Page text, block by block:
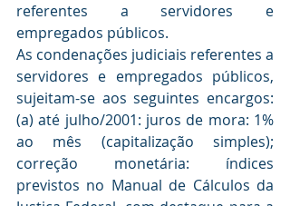
referentes a servidores e
empregados públicos.
As condenações judiciais referentes a
servidores e empregados públicos,
sujeitam-se aos seguintes encargos:
(a) até julho/2001: juros de mora: 1%
ao mês (capitalização simples);
correção monetária: índices
previstos no Manual de Cálculos da